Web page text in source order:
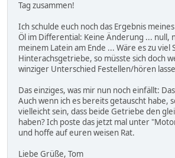
Tag zusammen!
Ich schulde euch noch das Ergebnis
Öl im Differential: Keine Änderung ... null,
meinem Latein am Ende ... Wäre es zu viel
Hinterachsgetriebe, so müsste sich doch
winziger Unterschied Festellen/hören
Das einziges, was mir nun noch einfällt:
Auch wenn ich es bereits getauscht habe,
vielleicht sein, dass beide Getriebe den
haben? Ich poste das jetzt mal unter
und hoffe auf euren weisen Rat.
Liebe Grüße, Tom